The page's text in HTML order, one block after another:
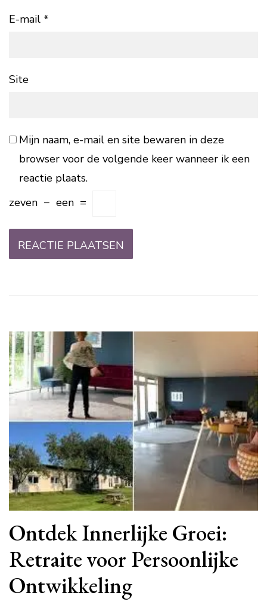
E-mail *
Site
Mijn naam, e-mail en site bewaren in deze
browser voor de volgende keer wanneer ik een
reactie plaats.
zeven − een =
Ontdek Innerlijke Groei:
Retraite voor Persoonlijke
Ontwikkeling